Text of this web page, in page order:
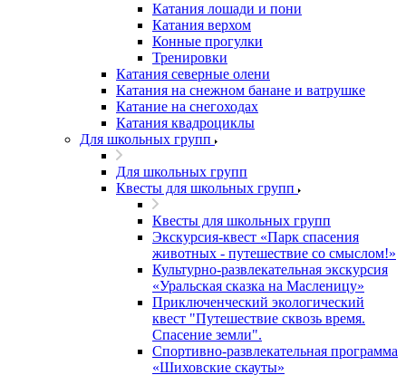
Катания лошади и пони
Катания верхом
Конные прогулки
Тренировки
Катания северные олени
Катания на снежном банане и ватрушке
Катание на снегоходах
Катания квадроциклы
Для школьных групп
Для школьных групп
Квесты для школьных групп
Квесты для школьных групп
Экскурсия-квест «Парк спасения
животных - путешествие со смыслом!»
Культурно-развлекательная экскурсия
«Уральская сказка на Масленицу»
Приключенческий экологический
квест "Путешествие сквозь время.
Спасение земли".
Спортивно-развлекательная программа
«Шиховские скауты»